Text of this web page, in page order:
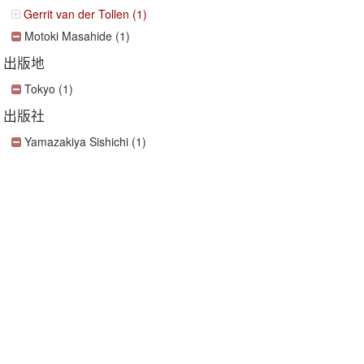
Gerrit van der Tollen (1)
Motoki Masahide (1)
出版地
Tokyo (1)
出版社
Yamazakiya Sishichi (1)